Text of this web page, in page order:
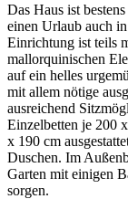
Das Haus ist
einen Urlaub auch
Einrichtung ist teils
mallorquinischen
auf ein helles
mit allem nötige
ausreichend
Einzelbetten je 200
x 190 cm
Duschen. Im
Garten mit einigen
sorgen.